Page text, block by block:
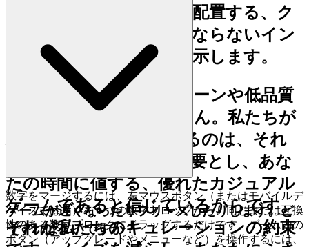
び、ゲームだけを前面に配置する、ク
リーンで高速かつ邪魔にならないイン
ターフェースを介して提示します。
ここでは、何千ものクローンや低品質
のゲームは見つかりません。私たちが
を紹介するのは、それ
が論理と戦略の両方を必要とし、あな
たの時間に値する、優れたカジュアル
ゲームであると信じているからです。
それが私たちのキュレーションの約束
数字をマージするには、左マウスボタン（またはモバイルデ
バイスでは指）を 1 つの数字ブロックから、同じまたは互換
性のある数字ブロックにドラッグするだけです。ゲーム内の
ボタン（アップグレードやメニューなど）を操作するには、
ゲームが遅くなったりフリーズしたりします。ど
うすればよいですか？